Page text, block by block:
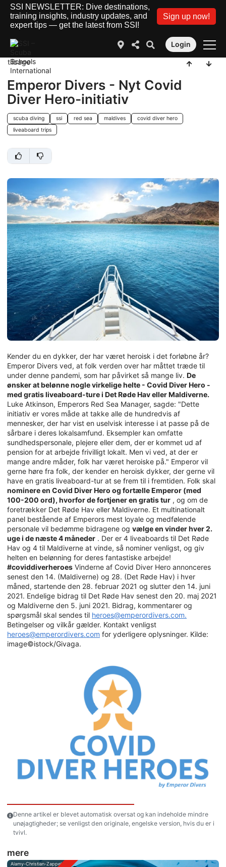
SSI NEWSLETTER: Dive destinations,
training insights, industry updates, and
expert tips — get the latest from SSI!
Sign up now!
Login
tilbage
Emperor Divers - Nyt Covid
Diver Hero-initiativ
scuba diving ssi red sea maldives
covid diver hero
liveaboard trips
Kender du en dykker, der har været heroisk i det forløbne år?
Emperor Divers ved, at folk verden over har måttet træde til
under denne pandemi, som har påvirket så mange liv. De
ønsker at belønne nogle virkelige helte - Covid Diver Hero -
med gratis liveaboard-ture i Det Røde Hav eller Maldiverne.
Luke Atkinson, Emperors Red Sea Manager, sagde: "Dette
initiativ er vores måde at takke alle de hundredvis af
mennesker, der har vist en uselvisk interesse i at passe på de
sårbare i deres lokalsamfund. Eksempler kan omfatte
sundhedspersonale, plejere eller dem, der er kommet ud af
pension for at arbejde frivilligt lokalt. Men vi ved, at der er
mange andre måder, folk har været heroiske på." Emperor vil
gerne høre fra folk, der kender en heroisk dykker, der gerne vil
have en gratis liveaboard-tur at se frem til i fremtiden. Folk skal
nominere en Covid Diver Hero og fortælle Emperor (med
100-200 ord), hvorfor de fortjener en gratis tur , og om de
foretrækker Det Røde Hav eller Maldiverne. Et multinationalt
panel bestående af Emperors mest loyale og medfølende
personale vil bedømme bidragene og vælge en vinder hver 2.
uge i de næste 4 måneder . Der er 4 liveaboards til Det Røde
Hav og 4 til Maldiverne at vinde, så nominer venligst, og giv
helten en belønning for deres fantastiske arbejde!
#coviddiverheroes Vinderne af Covid Diver Hero annonceres
senest den 14. (Maldiverne) og 28. (Det Røde Hav) i hver
måned, startende den 28. februar 2021 og slutter den 14. juni
2021. Endelige bidrag til Det Røde Hav senest den 20. maj 2021
og Maldiverne den 5. juni 2021. Bidrag, kommentarer og
spørgsmål skal sendes til heroes@emperordivers.com.
Betingelser og vilkår gælder. Kontakt venligst
heroes@emperordivers.com for yderligere oplysninger. Kilde:
image©istock/Givaga.
Denne artikel er blevet automatisk oversat og kan indeholde mindre
unøjagtigheder; se venligst den originale, engelske version, hvis du er i
tvivl.
mere
Alamy-Christian-Zappel